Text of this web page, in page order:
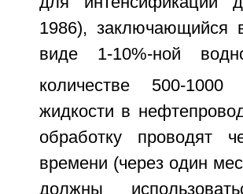
1986), заключающийся
виде 1-10%-ной
количестве 500-1000
жидкости в
обработку проводят
времени (через один
должны